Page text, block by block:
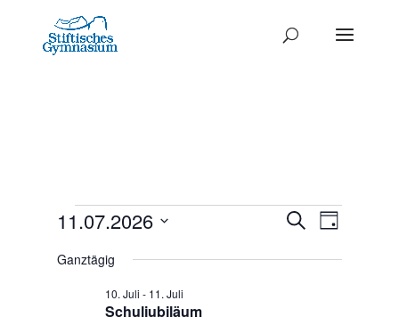
Termine
für
Termine
Such-
SucheTag
11.07.2026
wählen.
Ganztägig
Schuljubiläum
10. Juli - 11. Juli